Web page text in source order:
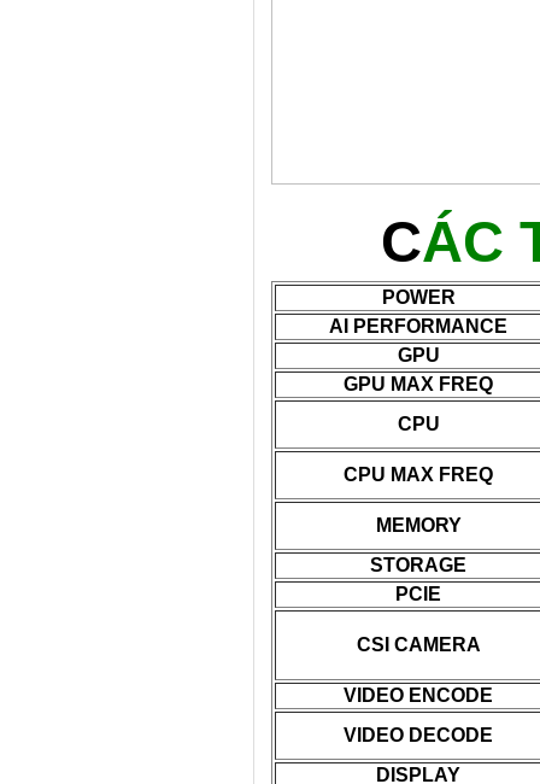
CÁC
POWER
AI PERFORMANCE
GPU
GPU MAX FREQ
CPU
CPU MAX FREQ
MEMORY
STORAGE
PCIE
CSI CAMERA
VIDEO ENCODE
VIDEO DECODE
DISPLAY